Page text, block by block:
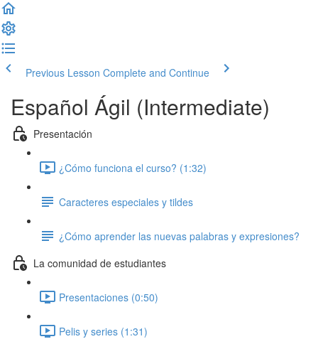
Previous Lesson Complete and Continue
Español Ágil (Intermediate)
Presentación
¿Cómo funciona el curso? (1:32)
Caracteres especiales y tildes
¿Cómo aprender las nuevas palabras y expresiones?
La comunidad de estudiantes
Presentaciones (0:50)
Pelis y series (1:31)